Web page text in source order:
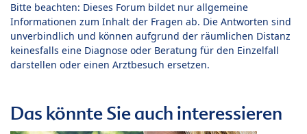
Bitte beachten: Dieses Forum bildet nur allgemeine
Informationen zum Inhalt der Fragen ab. Die Antworten sind
unverbindlich und können aufgrund der räumlichen Distanz
keinesfalls eine Diagnose oder Beratung für den Einzelfall
darstellen oder einen Arztbesuch ersetzen.
Das könnte Sie auch interessieren